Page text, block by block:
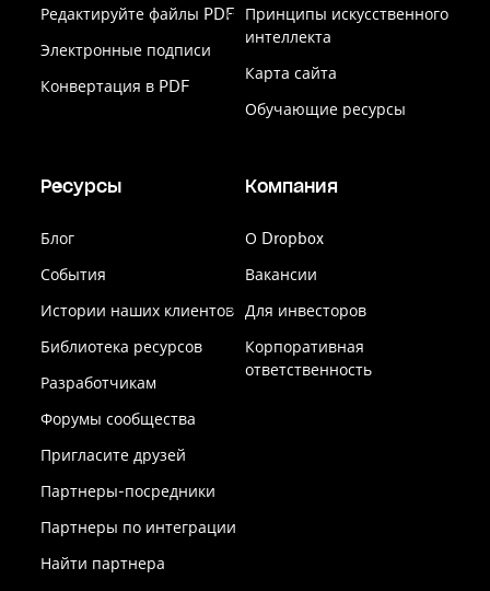
Редактируйте файлы PDF
Электронные подписи
Конвертация в PDF
Принципы искусственного
интеллекта
Карта сайта
Обучающие ресурсы
Ресурсы
Блог
События
Истории наших клиентов
Библиотека ресурсов
Разработчикам
Форумы сообщества
Пригласите друзей
Партнеры-посредники
Партнеры по интеграции
Найти партнера
Компания
О Dropbox
Вакансии
Для инвесторов
Корпоративная
ответственность